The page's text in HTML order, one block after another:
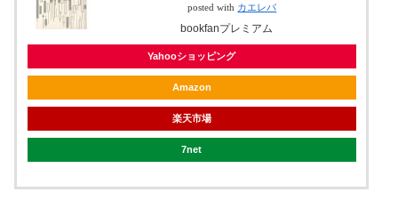
posted with カエレバ
bookfanプレミアム
Yahooショッピング
Amazon
楽天市場
7net